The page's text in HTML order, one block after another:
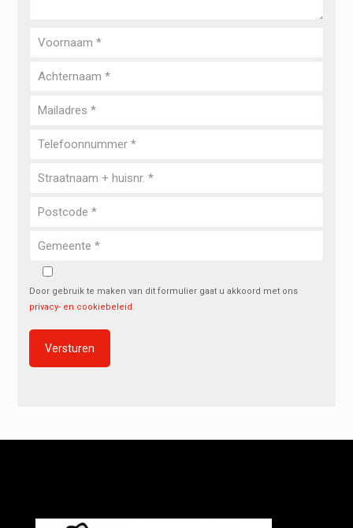
Door gebruik te maken van dit formulier gaat u akkoord met ons
privacy- en cookiebeleid.